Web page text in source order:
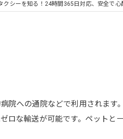
クシーを知る！24時間365日対応、安全で心
院への通院などで利用されます
ロな輸送が可能です。ペットと